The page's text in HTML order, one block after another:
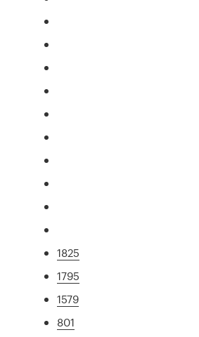
1825
1795
1579
801